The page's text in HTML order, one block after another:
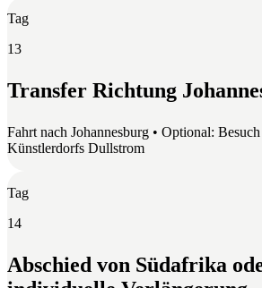
Tag
13
Transfer Richtung
Fahrt nach Johannesburg • Optional: Besuch
Künstlerdorfs Dullstrom
Tag
14
Abschied von Südafrika